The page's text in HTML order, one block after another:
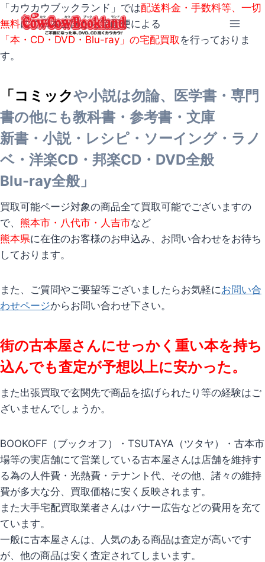
内
容
を
ス
ッ
「カウカウブックランド」では配送料金・手数料等、一切
無料にて日本全国から宅配便による
「本・CD・DVD・Blu-ray」の宅配買取 を行っておりま
す。
「コミックや小説は勿論、医学書・専門
書の他にも教科書・参考書・文庫
新書・小説・レシピ・ソーイング・ラノ
ベ・洋楽CD・邦楽CD・DVD全般
Blu-ray全般」
買取可能ページ対象の商品全て買取可能でございますの
で、 熊本市・八代市・人吉市など
熊本県に在住のお客様のお申込み、お問い合わせをお待ち
しております。
また、ご質問やご要望等ございましたらお気軽にお問い合
わせページからお問い合わせ下さい。
街の古本屋さんにせっかく重い本を持ち
込んでも査定が予想以上に安かった。
また出張買取で玄関先で商品を拡げられたり等の経験はご
ざいませんでしょうか。
BOOKOFF（ブックオフ）・TSUTAYA（ツタヤ）・古本市
場等の実店舗にて営業している古本屋さんは店舗を維持す
る為の人件費・光熱費・テナント代、その他、諸々の維持
費が多大な分、買取価格に安く反映されます。
また大手宅配買取業者さんはバナー広告などの費用を充て
ています。
一般に古本屋さんは、人気のある商品は査定が高いです
が、他の商品は安く査定されてしまいます。